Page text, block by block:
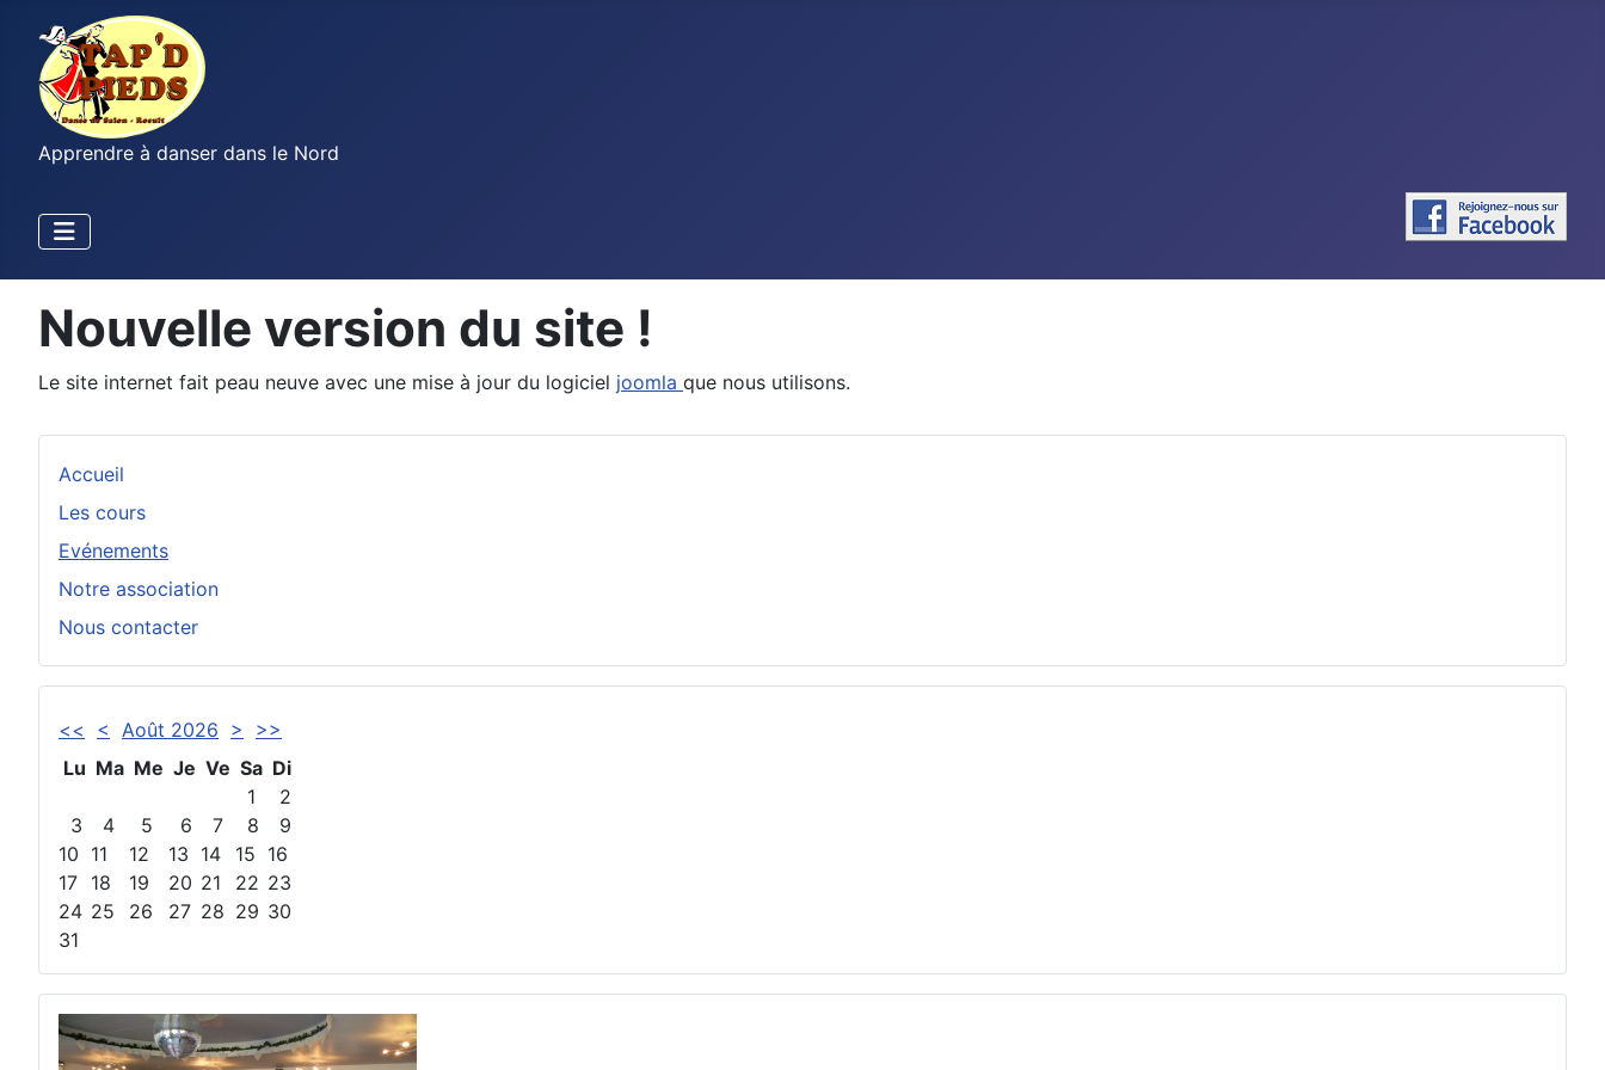
Apprendre à danser dans le Nord
Accueil
Les cours
Evénements
Notre association
Nous contacter
<< < Août 2026 >
>>
Lu Ma Me Je Ve Sa Di
1
2
3
4 5 6 7 8
9
10 11 12 13 14 15 16
17 18 19 20 21 22 23
24 25 26 27 28 29 30
31
Nouvelle version du site !
Le site internet fait peau neuve avec une mise à jour du logiciel joomla que nous utilisons.